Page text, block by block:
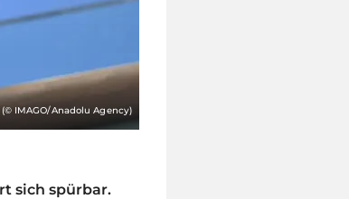
(© IMAGO/Anadolu Agency)
sich spürbar.